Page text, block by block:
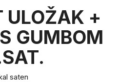
ULOŽAK +
GUMBOM
saten